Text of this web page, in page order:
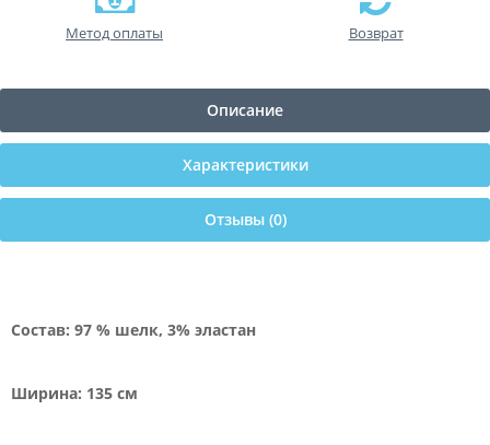
Метод оплаты Возврат
Описание
Характеристики
Отзывы (0)
Состав: 97 % шелк, 3% эластан
Ширина: 135 см